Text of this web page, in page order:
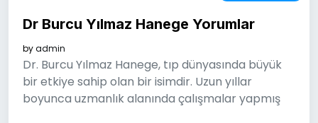
Dr Burcu Yılmaz Hanege Yorumlar
byadmin
Dr. Burcu Yılmaz Hanege, tıp dünyasında büyük
bir etkiye sahip olan bir isimdir. Uzun yıllar
boyunca uzmanlık alanında çalışmalar yapmış